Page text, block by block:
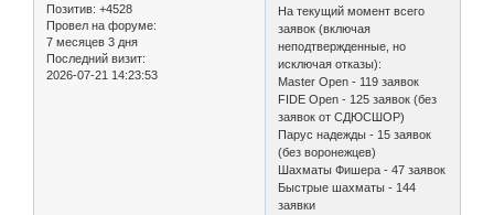
Позитив: +4528
Провел на форуме:
7 месяцев 3 дня
Последний визит:
2026-07-21 14:23:53
На текущий момент всего
заявок (включая
неподтвержденные, но
исключая отказы):
Master Open - 119 заявок
FIDE Open - 125 заявок (без
заявок от СДЮСШОР)
Парус надежды - 15 заявок
(без воронежцев)
Шахматы Фишера - 47 заявок
Быстрые шахматы - 144
заявки